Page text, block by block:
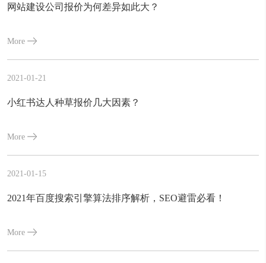
网站建设公司报价为何差异如此大？
More
2021-01-21
小红书达人种草报价几大因素？
More
2021-01-15
2021年百度搜索引擎算法排序解析，SEO避雷必看！
More